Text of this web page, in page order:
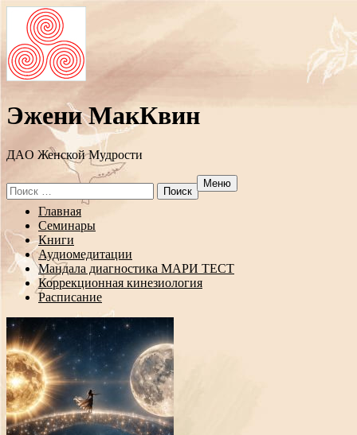
Эжени МакКвин
ДAO Женской Мудрости
Search
for:
Меню
Перейти
содержанию
Главная
Семинары
Книги
Аудиомедитации
Мандала диагностика МАРИ ТЕСТ
Коррекционная кинезиология
Расписание